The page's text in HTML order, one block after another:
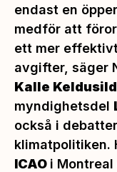
endast en
medför att
ett mer
avgifter, säger
Kalle Keldusild
myndighetsdel
också i
klimatpolitiken.
ICAO i Montreal